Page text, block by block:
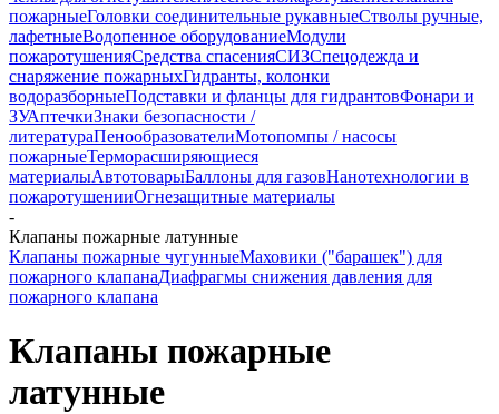
пожарныеГоловки соединительные рукавныеСтволы ручные,
лафетныеВодопенное оборудованиеМодули
пожаротушенияСредства спасенияСИЗСпецодежда и
снаряжение пожарныхГидранты, колонки
водоразборныеПодставки и фланцы для гидрантовФонари и
ЗУАптечкиЗнаки безопасности /
литератураПенообразователиМотопомпы / насосы
пожарныеТерморасширяющиеся
материалыАвтотоварыБаллоны для газовНанотехнологии в
пожаротушенииОгнезащитные материалы
-
Клапаны пожарные латунные
Клапаны пожарные чугунныеМаховики ("барашек") для
пожарного клапанаДиафрагмы снижения давления для
пожарного клапана
Клапаны пожарные
латунные